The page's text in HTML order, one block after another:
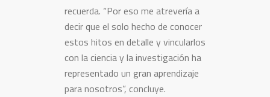
recuerda. “Por eso me atrevería a
decir que el solo hecho de conocer
estos hitos en detalle y vincularlos
con la ciencia y la investigación ha
representado un gran aprendizaje
para nosotros”, concluye.